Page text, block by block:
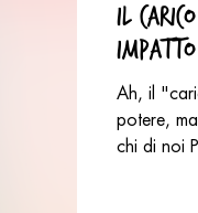
Il
Ah, il
potere,
chi di noi